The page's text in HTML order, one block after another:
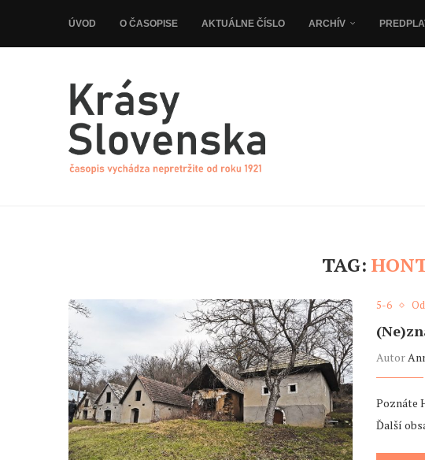
ÚVOD O ČASOPISE AKTUÁLNE ČÍSLO ARCHÍV
TAG:
5-6
Autor
Poznáte
Ďalší